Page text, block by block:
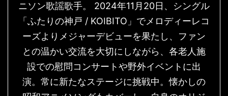
ニソン歌謡歌手。 2024年11月20日、シングル
「ふたりの神戸 / KOIBITO」でメロディーレコ
ーズよりメジャーデビューを果たし、ファン
との温かい交流を大切にしながら、各老人施
設での慰問コンサートや野外イベントに出
演。常に新たなステージに挑戦中。懐かしの